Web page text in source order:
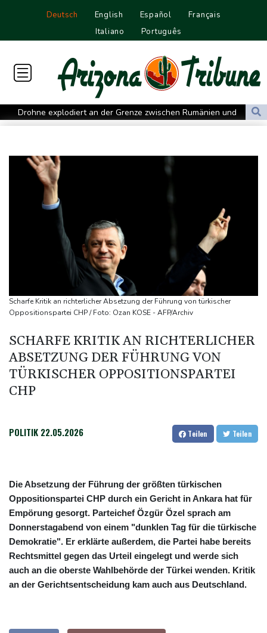
Deutsch English Español
Français
Italiano
Português
Drohne explodiert an der Grenze zwischen Rumänien und
Bulgarien nahe Gaspipeline
Absturz von Ultraleichtflugzeug: 72-jähriger Pilot stirbt in Baden-
Württemberg
Selenskyj warnt in Belgrad vor Folgen russischer Angriffe für
den Winter
Drohnen über Bundeswehrstandort in Nordrhein-Westfalen
Ungarns Regierungspartei nominiert Ex-Gerichtspräsidenten
Baka als Staatschef
Schwimm-EM: Halbisch winkt und springt zu Bronze
Selenskyj: Ukraine hat praktisch keine intakten
Braunschweig nach Kantersieg in Magdeburg an der Spitze
Absteiger schlägt Aufsteiger: Heidenheim siegt turbulent
Scharfe Kritik an richterlicher Absetzung der Führung von türkischer
Oppositionspartei CHP / Foto: Ozan KOSE - AFP/Archiv
SCHARFE KRITIK AN RICHTERLICHER
ABSETZUNG DER FÜHRUNG VON
TÜRKISCHER OPPOSITIONSPARTEI
CHP
POLITIK 22.05.2026 Teilen Teilen
Die Absetzung der Führung der größten türkischen
Oppositionspartei CHP durch ein Gericht in Ankara hat für
Empörung gesorgt. Parteichef Özgür Özel sprach am
Donnerstagabend von einem "dunklen Tag für die türkische
Demokratie". Er erklärte außerdem, die Partei habe bereits
Rechtsmittel gegen das Urteil eingelegt und werde sich
auch an die oberste Wahlbehörde der Türkei wenden. Kritik
an der Gerichtsentscheidung kam auch aus Deutschland.